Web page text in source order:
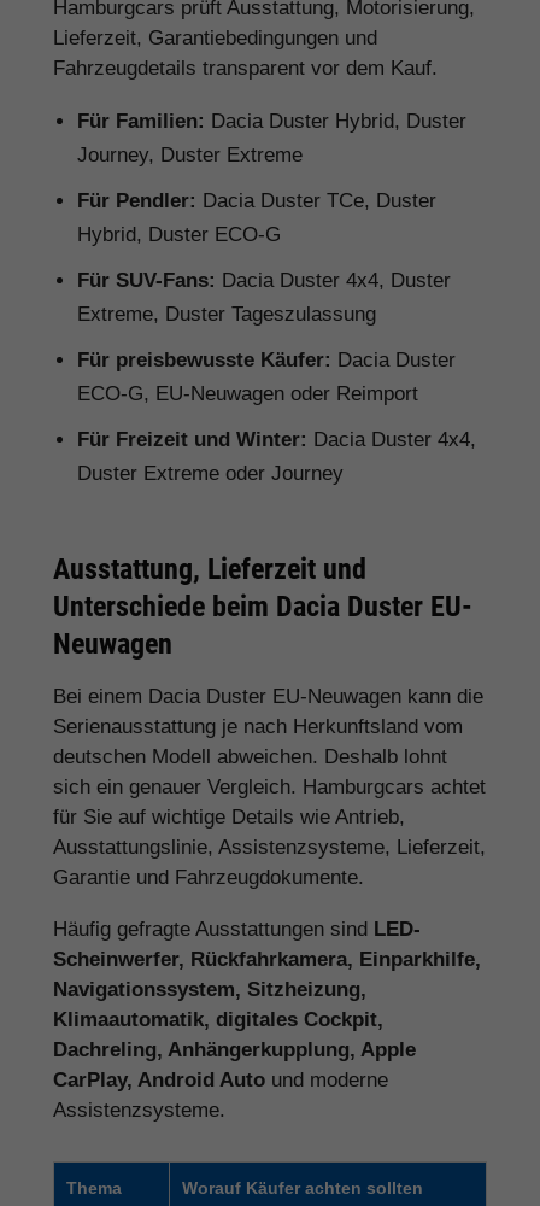
Hamburgcars prüft Ausstattung, Motorisierung,
Lieferzeit, Garantiebedingungen und
Fahrzeugdetails transparent vor dem Kauf.
Für Familien: Dacia Duster Hybrid, Duster
Journey, Duster Extreme
Für Pendler: Dacia Duster TCe, Duster
Hybrid, Duster ECO-G
Für SUV-Fans: Dacia Duster 4x4, Duster
Extreme, Duster Tageszulassung
Für preisbewusste Käufer: Dacia Duster
ECO-G, EU-Neuwagen oder Reimport
Für Freizeit und Winter: Dacia Duster 4x4,
Duster Extreme oder Journey
Ausstattung, Lieferzeit und
Unterschiede beim Dacia Duster EU-
Neuwagen
Bei einem Dacia Duster EU-Neuwagen kann die
Serienausstattung je nach Herkunftsland vom
deutschen Modell abweichen. Deshalb lohnt
sich ein genauer Vergleich. Hamburgcars achtet
für Sie auf wichtige Details wie Antrieb,
Ausstattungslinie, Assistenzsysteme, Lieferzeit,
Garantie und Fahrzeugdokumente.
Häufig gefragte Ausstattungen sind LED-
Scheinwerfer, Rückfahrkamera, Einparkhilfe,
Navigationssystem, Sitzheizung,
Klimaautomatik, digitales Cockpit,
Dachreling, Anhängerkupplung, Apple
CarPlay, Android Auto und moderne
Assistenzsysteme.
Thema Worauf Käufer achten sollten